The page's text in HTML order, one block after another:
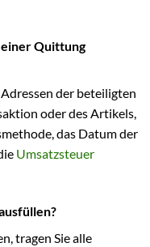
Quittung
der beteiligten
oder des Artikels,
das Datum der
Umsatzsteuer
tragen Sie alle